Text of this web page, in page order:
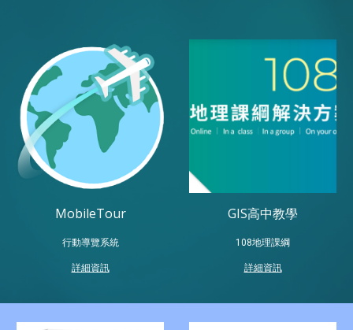
MobileTour
行動導覽系統
詳細資訊
GIS高中教學
108地理課綱
詳細資訊